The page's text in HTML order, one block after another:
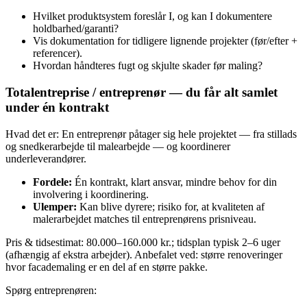
Hvilket produktsystem foreslår I, og kan I dokumentere
holdbarhed/garanti?
Vis dokumentation for tidligere lignende projekter (før/efter +
referencer).
Hvordan håndteres fugt og skjulte skader før maling?
Totalentreprise / entreprenør — du får alt samlet
under én kontrakt
Hvad det er: En entreprenør påtager sig hele projektet — fra stillads
og snedkerarbejde til malearbejde — og koordinerer
underleverandører.
Fordele: Én kontrakt, klart ansvar, mindre behov for din
involvering i koordinering.
Ulemper: Kan blive dyrere; risiko for, at kvaliteten af
malerarbejdet matches til entreprenørens prisniveau.
Pris & tidsestimat: 80.000–160.000 kr.; tidsplan typisk 2–6 uger
(afhængig af ekstra arbejder). Anbefalet ved: større renoveringer
hvor facademaling er en del af en større pakke.
Spørg entreprenøren: